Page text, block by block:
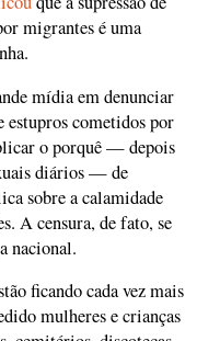
migrantes é uma
mídia em denunciar
estupros cometidos por
o porquê — depois
diários — de
sobre a calamidade
A censura, de fato, se
nacional.
ficando cada vez mais
mulheres e crianças